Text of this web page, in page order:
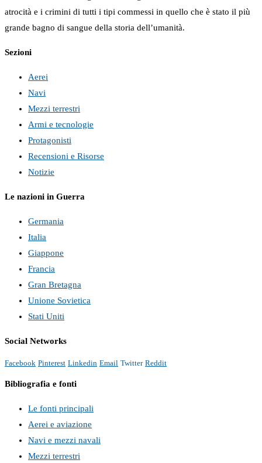
atrocità e i crimini di tutti i tipi commessi in quello che è stato il più
grande bagno di sangue della storia dell’umanità.
Sezioni
Aerei
Navi
Mezzi terrestri
Armi e tecnologie
Protagonisti
Recensioni e Risorse
Notizie
Le nazioni in Guerra
Germania
Italia
Giappone
Francia
Gran Bretagna
Unione Sovietica
Stati Uniti
Social Networks
Facebook Pinterest Linkedin Email Twitter Reddit
Bibliografia e fonti
Le fonti principali
Aerei e aviazione
Navi e mezzi navali
Mezzi terrestri